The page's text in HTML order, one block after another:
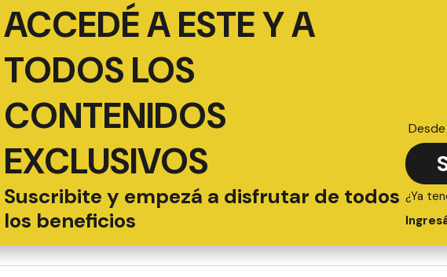
ACCEDÉ A ESTE Y A
TODOS LOS
CONTENIDOS
EXCLUSIVOS
Suscribite y empezá a disfrutar de todos
los beneficios
Desde
¿Ya